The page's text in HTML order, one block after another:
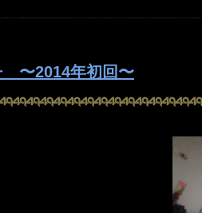
〜2014年初回〜